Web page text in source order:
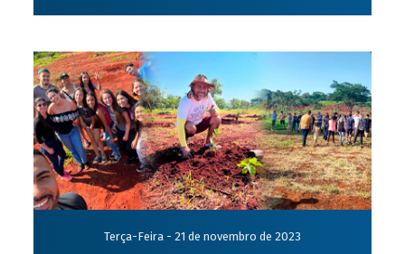
Terça-Feira - 21 de novembro de 2023